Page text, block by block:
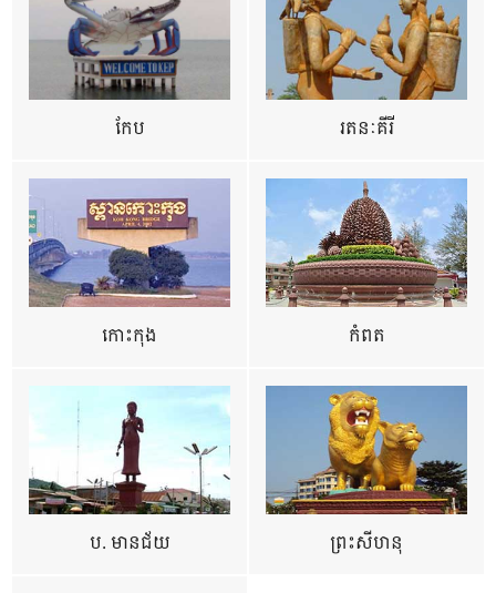
កែប រតនៈគីរី
កោះកុង កំពត
ប. មានជ័យ ព្រះសីហនុ